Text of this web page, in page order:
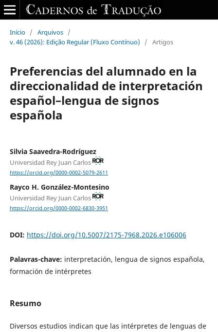
Início / Arquivos /
v. 46 (2026): Edição Regular (Fluxo Contínuo)
/ Artigos
Preferencias del alumnado en la
direccionalidad de interpretación
español–lengua de signos
española
Silvia Saavedra-Rodríguez
Universidad Rey Juan Carlos
https://orcid.org/0000-0002-5079-2611
Rayco H. González-Montesino
Universidad Rey Juan Carlos
https://orcid.org/0000-0002-6830-3951
DOI: https://doi.org/10.5007/2175-7968.2026.e106006
Palavras-chave: interpretación, lengua de signos española,
formación de intérpretes
Resumo
Diversos estudios indican que las intérpretes de lenguas de